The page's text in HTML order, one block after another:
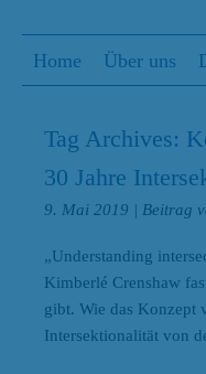
Menu
Skip to content
Home Über uns
Tag Archives:
30 Jahre
9. Mai 2019 | Beitrag
„Understanding
Kimberlé Crenshaw
gibt. Wie das Konzept
Intersektionalität von